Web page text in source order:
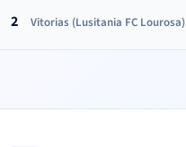
2 Vitorias (Lusitania FC Lourosa)